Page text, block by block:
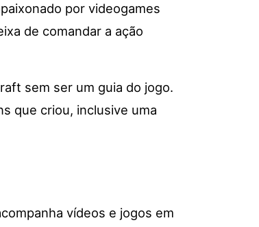
por videogames
de comandar a ação
sem ser um guia do jogo.
que criou, inclusive uma
vídeos e jogos em